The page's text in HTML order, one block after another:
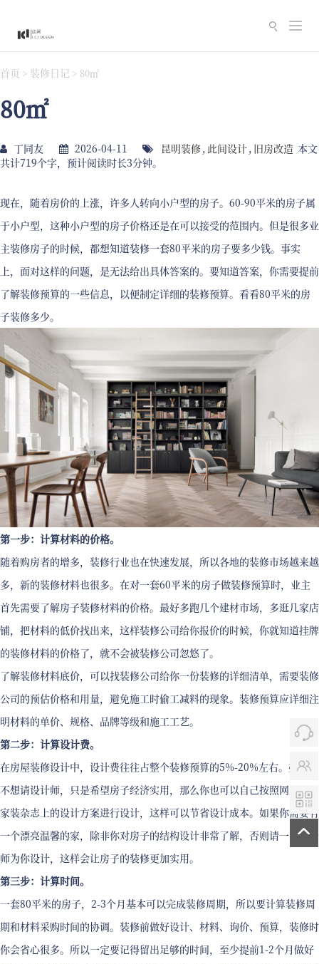
切
换
首页 > 装修日记 > 80㎡
80㎡
丁同友 2026-04-11 昆明装修, 此间设计, 旧房改造 本文
共计719个字，预计阅读时长3分钟。
现在，随着房价的上涨，许多人转向小户型的房子。60-90平米的房子属
于小户型，这种小户型的房子价格还是在可以接受的范围内。但是很多业
主装修房子的时候，都想知道装修一套80平米的房子要多少钱。事实
上，面对这样的问题，是无法给出具体答案的。要知道答案，你需要提前
了解装修预算的一些信息，以便制定详细的装修预算。看看80平米的房
子装修多少。
第一步：计算材料的价格。
随着购房者的增多，装修行业也在快速发展，所以各地的装修市场越来越
多，新的装修材料也很多。在对一套60平米的房子做装修预算时，业主
首先需要了解房子装修材料的价格。最好多跑几个建材市场，多逛几家店
铺，把材料的低价找出来，这样装修公司给你报价的时候，你就知道挂牌
的装修材料的价格了，就不会被装修公司忽悠了。
了解装修材料底价，可以找装修公司给你一份装修的详细清单，需要装修
公司的预估价格和用量，避免施工时偷工减料的现象。装修预算应详细注
明材料的单价、规格、品牌等级和施工工艺。
第二步：计算设计费。
在房屋装修设计中，设计费往往占整个装修预算的5%-20%左右。如果你
不想请设计师，只是希望房子经济实用，那么你也可以自己按照网上或者
家装杂志上的设计方案进行设计，这样可以节省设计成本。如果你需要有
一个漂亮温馨的家，除非你对房子的结构设计非常了解，否则请一个设计
师为你设计，这样会让房子的装修更加实用。
第三步：计算时间。
一套80平米的房子，2-3个月基本可以完成装修周期，所以要计算装修周
期和材料采购时间的协调。装修前做好设计、材料、询价、预算，装修时
你会省心很多。所以一定要记得留出足够的时间，至少提前1-2个月做好